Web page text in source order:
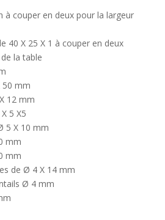
à couper en deux pour la largeur
40 X 25 X 1 à couper en deux
la table
50 mm
12 mm
5 X5
5 X 10 mm
mm
mm
de Ø 4 X 14 mm
Ø 4 mm